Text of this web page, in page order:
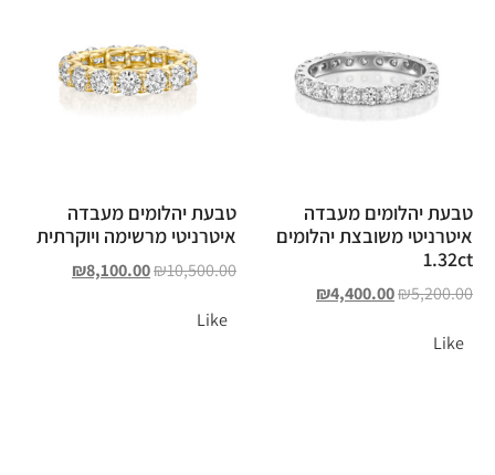
טבעת יהלומים מעבדה
איטרניטי משובצת יהלומים
1.32ct
₪5,200.00
₪4,400.00
Like
טבעת יהלומים מעבדה
איטרניטי מרשימה ויוקרתית
₪10,500.00
₪8,100.00
Like